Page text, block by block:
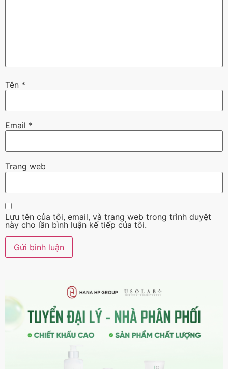
Tên *
Email *
Trang web
Lưu tên của tôi, email, và trang web trong trình duyệt
này cho lần bình luận kế tiếp của tôi.